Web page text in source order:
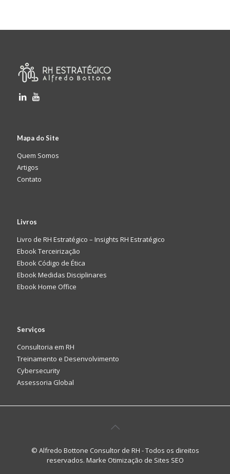
Mapa do Site
Quem Somos
Artigos
Contato
Livros
Livro de RH Estratégico – Insights RH Estratégico
Ebook Terceirização
Ebook Código de Ética
Ebook Medidas Disciplinares
Ebook Home Office
Serviços
Consultoria em RH
Treinamento e Desenvolvimento
Cybersecurity
Assessoria Global
© Alfredo Bottone Consultor de RH - Todos os direitos
reservados. Marke Otimização de Sites SEO